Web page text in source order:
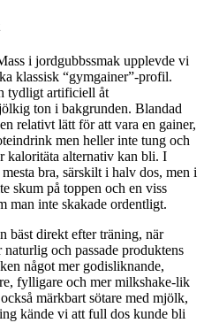
i jordgubbssmak upplevde vi
klassisk “gymgainer”-profil.
tydligt artificiell åt
ton i bakgrunden. Blandad
relativt lätt för att vara en gainer,
men heller inte tung och
kaloritäta alternativ kan bli. I
bra, särskilt i halv dos, men i
skum på toppen och en viss
man inte skakade ordentligt.
bäst direkt efter träning, när
och passade produktens
något mer godisliknande,
fylligare och mer milkshake-lik
märkbart sötare med mjölk,
kände vi att full dos kunde bli